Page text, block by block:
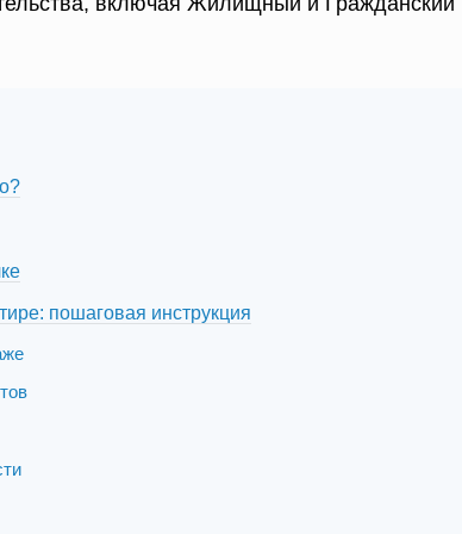
пошаговая инструкция